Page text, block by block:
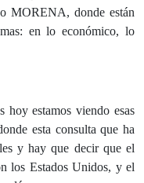
MORENA, donde están
en lo económico, lo
hoy estamos viendo esas
esta consulta que ha
y hay que decir que el
los Estados Unidos, y el